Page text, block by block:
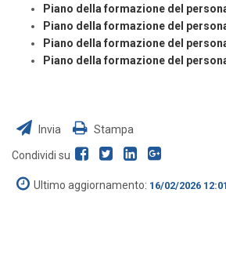
Piano della formazione del
Piano della formazione del
Piano della formazione del
Piano della formazione del
Invia Stampa
Condividi su
Ultimo aggiornamento: 16/02/2026 12:01